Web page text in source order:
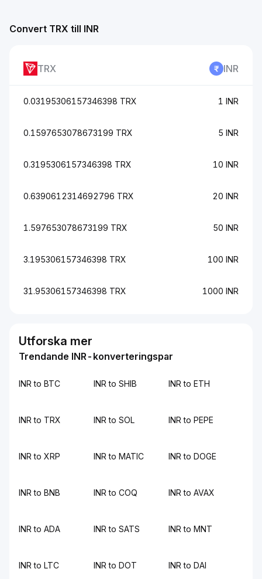
Convert TRX till INR
TRX INR
0.03195306157346398 TRX 1 INR
0.1597653078673199 TRX 5 INR
0.3195306157346398 TRX 10 INR
0.6390612314692796 TRX 20 INR
1.597653078673199 TRX 50 INR
3.195306157346398 TRX 100 INR
31.95306157346398 TRX 1000 INR
Utforska mer
Trendande INR-konverteringspar
INR to BTC INR to SHIB INR to ETH
INR to TRX INR to SOL INR to PEPE
INR to XRP INR to MATIC INR to DOGE
INR to BNB INR to COQ INR to AVAX
INR to ADA INR to SATS INR to MNT
INR to LTC INR to DOT INR to DAI